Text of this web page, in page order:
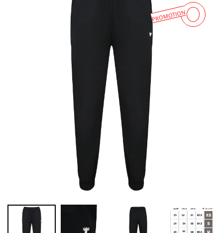
PROMOTION